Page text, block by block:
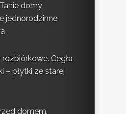
domy
jednorodzinne
rozbiórkowe. Cegła
– płytki ze starej
domem.